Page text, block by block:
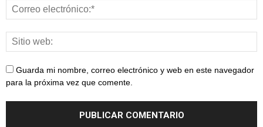
Guarda mi nombre, correo electrónico y web en este navegador
para la próxima vez que comente.